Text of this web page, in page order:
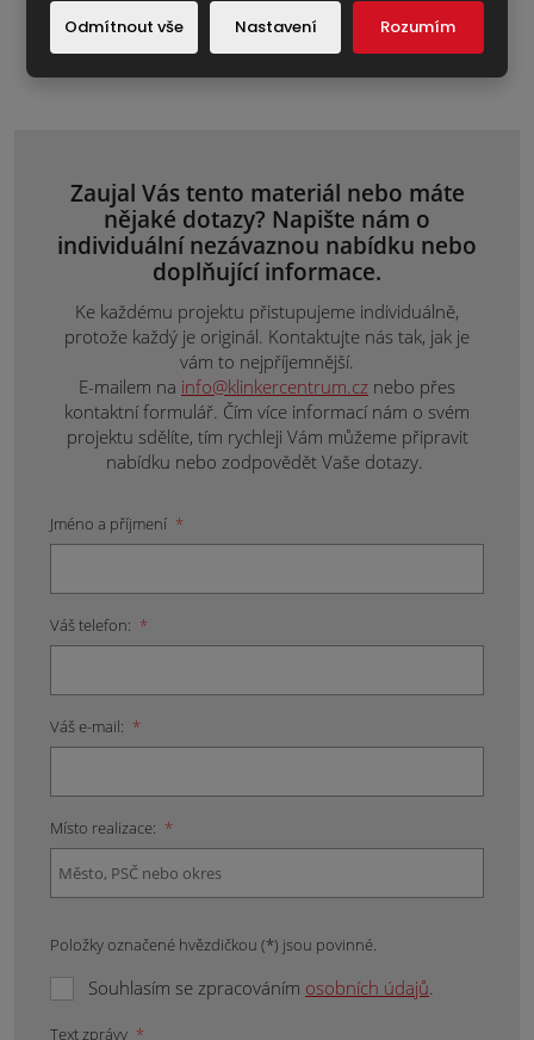
Soubory ke stažení:
Prohlášení o vlastnostech 163.17 KB
Zaujal Vás tento materiál nebo máte
nějaké dotazy? Napište nám o
individuální nezávaznou nabídku nebo
doplňující informace.
Ke každému projektu přistupujeme individuálně,
protože každý je originál. Kontaktujte nás tak, jak je
vám to nejpříjemnější.
E-mailem na info@klinkercentrum.cz nebo přes
kontaktní formulář. Čím více informací nám o svém
projektu sdělíte, tím rychleji Vám můžeme připravit
nabídku nebo zodpovědět Vaše dotazy.
Jméno a příjmení *
Váš telefon: *
Váš e-mail: *
Místo realizace: *
Položky označené hvězdičkou (*) jsou povinné.
Souhlasím se zpracováním osobních údajů.
Text zprávy *
Odmítnout vše Nastavení Rozumím